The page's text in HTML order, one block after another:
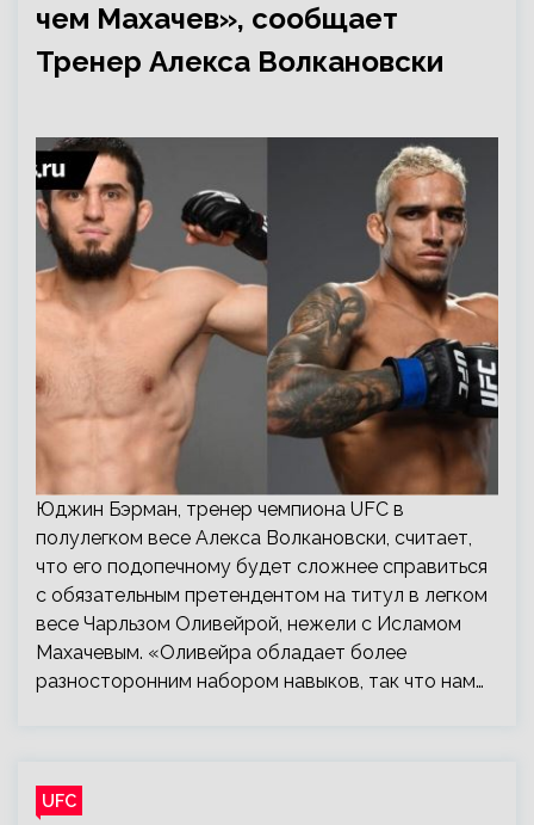
чем Махачев», сообщает
Тренер Алекса Волкановски
Юджин Бэрман, тренер чемпиона UFC в
полулегком весе Алекса Волкановски, считает,
что его подопечному будет сложнее справиться
с обязательным претендентом на титул в легком
весе Чарльзом Оливейрой, нежели с Исламом
Махачевым. «Оливейра обладает более
разносторонним набором навыков, так что нам…
UFC